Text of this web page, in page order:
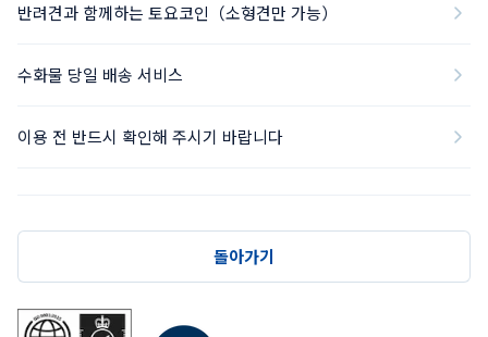
반려견과 함께하는 토요코인（소형견만 가능）
수화물 당일 배송 서비스
이용 전 반드시 확인해 주시기 바랍니다
돌아가기